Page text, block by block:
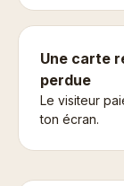
Une carte
perdue
Le visiteur
ton écran.